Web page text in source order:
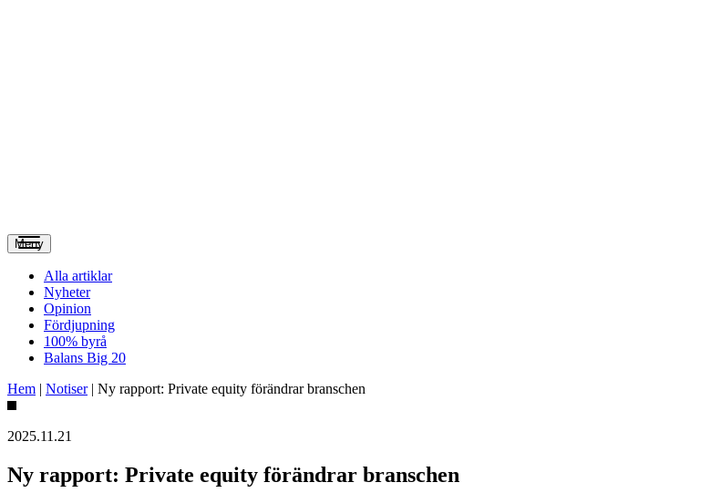
Meny
Alla artiklar
Nyheter
Opinion
Fördjupning
100% byrå
Balans Big 20
Hem | Notiser| Ny rapport: Private equity förändrar branschen
2025.11.21
Ny rapport: Private equity förändrar branschen